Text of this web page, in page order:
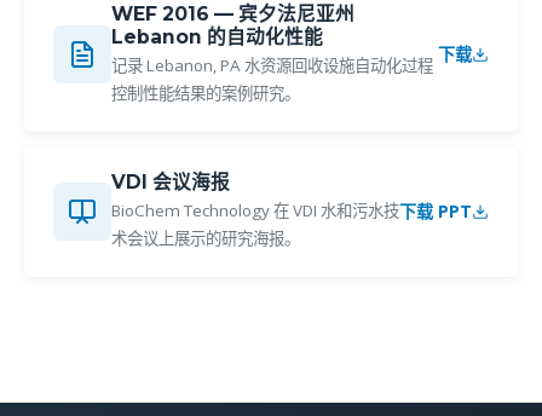
WEF 2016 — 宾夕法尼亚州
Lebanon 的自动化性能
记录 Lebanon, PA 水资源回收设施自动化过程
控制性能结果的案例研究。
下载
VDI 会议海报
BioChem Technology 在 VDI 水和污水技
术会议上展示的研究海报。
下载 PPT